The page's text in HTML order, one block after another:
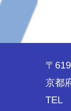
〒
京都
TEL